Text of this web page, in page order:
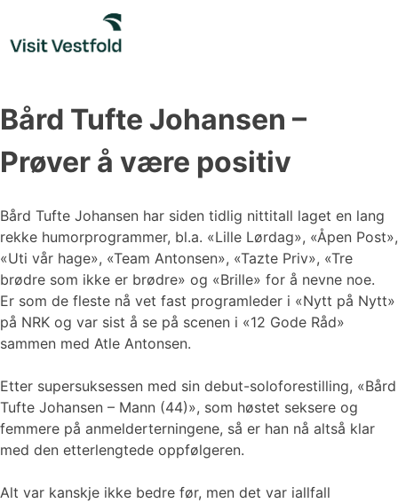
content
Bård Tufte Johansen –
Prøver å være positiv
Bård Tufte Johansen har siden tidlig nittitall laget en lang
rekke humorprogrammer, bl.a. «Lille Lørdag», «Åpen Post»,
«Uti vår hage», «Team Antonsen», «Tazte Priv», «Tre
brødre som ikke er brødre» og «Brille» for å nevne noe.
Er som de fleste nå vet fast programleder i «Nytt på Nytt»
på NRK og var sist å se på scenen i «12 Gode Råd»
sammen med Atle Antonsen.
Etter supersuksessen med sin debut-soloforestilling, «Bård
Tufte Johansen – Mann (44)», som høstet seksere og
femmere på anmelderterningene, så er han nå altså klar
med den etterlengtede oppfølgeren.
Alt var kanskje ikke bedre før, men det var iallfall